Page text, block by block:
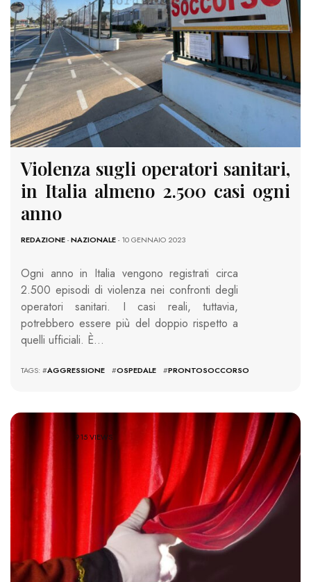
Violenza sugli operatori sanitari,
in Italia almeno 2.500 casi ogni
anno
REDAZIONE-NAZIONALE- 10 GENNAIO 2023
Ogni anno in Italia vengono registrati circa
2.500 episodi di violenza nei confronti degli
operatori sanitari. I casi reali, tuttavia,
potrebbero essere più del doppio rispetto a
quelli ufficiali. È…
TAGS: #AGGRESSIONE #OSPEDALE #PRONTOSOCCORSO
915 VIEWS